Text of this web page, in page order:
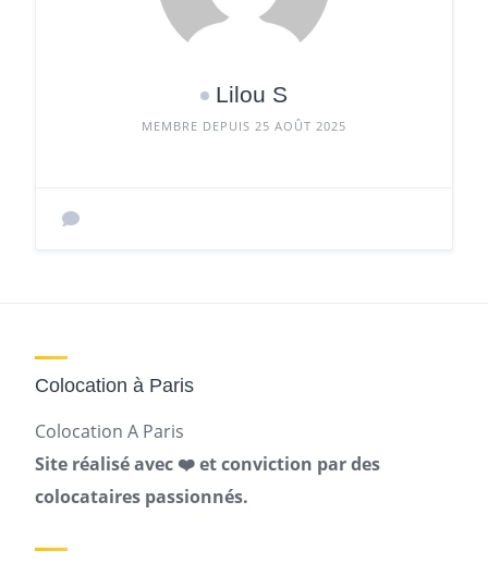
Lilou S
MEMBRE DEPUIS 25 AOÛT 2025
Colocation à Paris
Colocation A Paris
Site réalisé avec ❤️ et conviction par des
colocataires passionnés.